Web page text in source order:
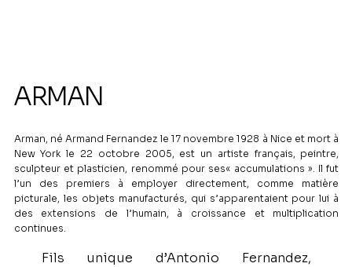
ARMAN
Arman, né Armand Fernandez le 17 novembre 1928 à Nice et mort à
New York le 22 octobre 2005, est un artiste français, peintre,
sculpteur et plasticien, renommé pour ses« accumulations ». Il fut
l’un des premiers à employer directement, comme matière
picturale, les objets manufacturés, qui s’apparentaient pour lui à
des extensions de l’humain, à croissance et multiplication
continues.
Fils unique d’Antonio Fernandez,